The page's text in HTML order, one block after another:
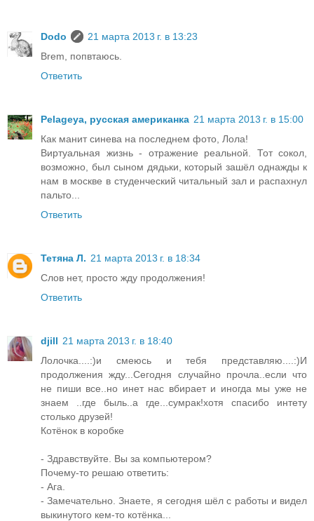
Dodo
21 марта 2013 г. в 13:23
Brem, попвтаюсь.
Ответить
Pelageya, русская американка 21 марта 2013 г. в 15:00
Как манит синева на последнем фото, Лола!
Виртуальная жизнь - отражение реальной. Тот сокол,
возможно, был сыном дядьки, который зашёл однажды к
нам в москве в студенческий читальный зал и распахнул
пальто...
Ответить
Тетяна Л. 21 марта 2013 г. в 18:34
Слов нет, просто жду продолжения!
Ответить
djill 21 марта 2013 г. в 18:40
Лолочка....:)и смеюсь и тебя представляю....:)И
продолжения жду...Сегодня случайно прочла..если что
не пиши все..но инет нас вбирает и иногда мы уже не
знаем ..где быль..а где...сумрак!хотя спасибо интету
столько друзей!
Котёнок в коробке
- Здравствуйте. Вы за компьютером?
Почему-то решаю ответить:
- Ага.
- Замечательно. Знаете, я сегодня шёл с работы и видел
выкинутого кем-то котёнка...